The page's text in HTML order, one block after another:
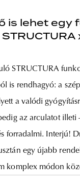
is lehet egy
STRUCTURA
is rendhagyó: a
a valódi
az arculatot illeti
forradalmi. Interjú!
egy újabb
komplex módon